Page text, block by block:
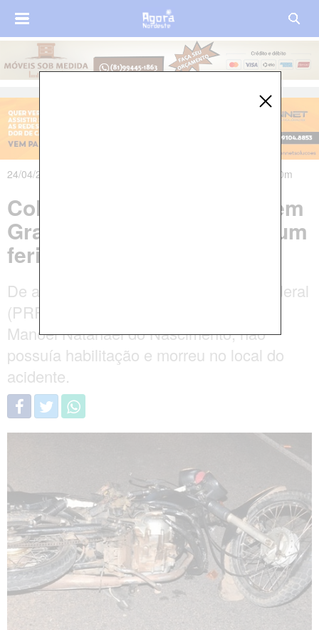
24/04/2025 às 07h01m - Atualizado em 24/04/2025 às 14h00m
Colisão frontal na BR-232 em
Gravatá deixa um morto e um
ferido
De acordo com a Polícia Rodoviária Federal
(PRF), o motociclista, identificado como
Manoel Natanael do Nascimento, não
possuía habilitação e morreu no local do
acidente.